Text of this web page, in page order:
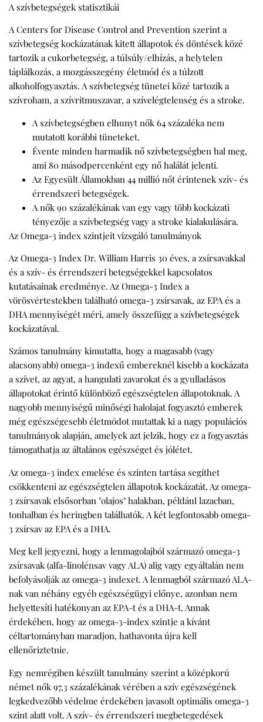
A szívbetegségek statisztikái
A Centers for Disease Control and Prevention szerint a
szívbetegség kockázatának kitett állapotok és döntések közé
tartozik a cukorbetegség, a túlsúly/elhízás, a helytelen
táplálkozás, a mozgásszegény életmód és a túlzott
alkoholfogyasztás. A szívbetegség tünetei közé tartozik a
szívroham, a szívritmuszavar, a szívelégtelenség és a stroke.
A szívbetegségben elhunyt nők 64 százaléka nem
mutatott korábbi tüneteket.
Évente minden harmadik nő szívbetegségben hal meg,
ami 80 másodpercenként egy nő halálát jelenti.
Az Egyesült Államokban 44 millió nőt érintenek szív- és
érrendszeri betegségek.
A nők 90 százalékának van egy vagy több kockázati
tényezője a szívbetegség vagy a stroke kialakulására.
Az Omega-3 index szintjeit vizsgáló tanulmányok
Az Omega-3 Index Dr. William Harris 30 éves, a zsírsavakkal
és a szív- és érrendszeri betegségekkel kapcsolatos
kutatásainak eredménye. Az Omega-3 Index a
vörösvértestekben található omega-3 zsírsavak, az EPA és a
DHA mennyiségét méri, amely összefügg a szívbetegségek
kockázatával.
Számos tanulmány kimutatta, hogy a magasabb (vagy
alacsonyabb) omega-3 indexű embereknél kisebb a kockázata
a szívet, az agyat, a hangulati zavarokat és a gyulladásos
állapotokat érintő különböző egészségtelen állapotoknak. A
nagyobb mennyiségű minőségi halolajat fogyasztó emberek
még egészségesebb életmódot mutattak ki a nagy populációs
tanulmányok alapján, amelyek azt jelzik, hogy ez a fogyasztás
támogathatja az általános egészséget és jólétet.
Az omega-3 index emelése és szinten tartása segíthet
csökkenteni az egészségtelen állapotok kockázatát. Az omega-
3 zsírsavak elsősorban "olajos" halakban, például lazacban,
tonhalban és heringben találhatók. A két legfontosabb omega-
3 zsírsav az EPA és a DHA.
Meg kell jegyezni, hogy a lenmagolajból származó omega-3
zsírsavak (alfa-linolénsav vagy ALA) alig vagy egyáltalán nem
befolyásolják az omega-3 indexet. A lenmagból származó ALA-
nak van néhány egyéb egészségügyi előnye, azonban nem
helyettesíti hatékonyan az EPA-t és a DHA-t. Annak
érdekében, hogy az omega-3-index szintje a kívánt
céltartományban maradjon, hathavonta újra kell
ellenőriztetnie.
Egy nemrégiben készült tanulmány szerint a középkorú
német nők 97,3 százalékának vérében a szív egészségének
legkedvezőbb védelme érdekében javasolt optimális omega-3
szint alatt volt. A szív- és érrendszeri megbetegedések